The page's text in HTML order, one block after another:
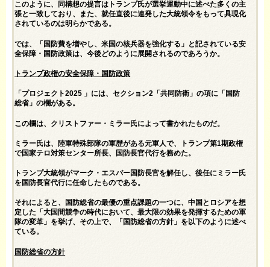
このように、同構想の提言はトランプ氏が選挙運動中に述べた多くの主
張と一致しており、また、就任直後に連発した大統領令をもって具現化
されているのは明らかである。
では、「国防費を増やし、米国の核兵器を強化する」と記されている安
全保障・国防政策は、今後どのように展開されるのであろうか。
トランプ政権の安全保障・国防政策
「プロジェクト2025 」には、セクション2「共同防衛」の項に「国防
総省」の欄がある。
この欄は、クリストファー・ミラー氏によって書かれたものだ。
ミラー氏は、陸軍特殊部隊の軍歴がある元軍人で、トランプ第1期政権
で国家テロ対策センター所長、国防長官代行を務めた。
トランプ大統領がマーク・エスパー国防長官を解任し、後任にミラー氏
を国防長官代行に任命したものである。
それによると、国防総省の最優の重点課題の一つに、中国とロシアを想
定した「大国間競争の時代において、最大限の効果を発揮するための軍
隊の変革」を挙げ、その上で、「国防総省の方針」を以下のように述べ
ている。
国防総省の方針